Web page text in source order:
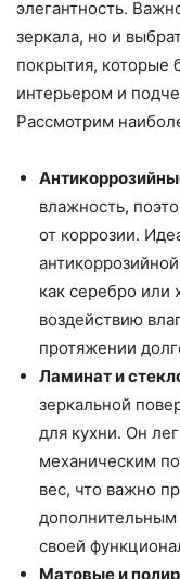
элегантность.
зеркала, но и
покрытия, которые
интерьером и
Рассмотрим
влажность,
от коррозии.
как серебро или
воздействию
протяжении
Ламинат и
зеркальной
для кухни. Он
механическим
вес, что важно
своей
Матовые и